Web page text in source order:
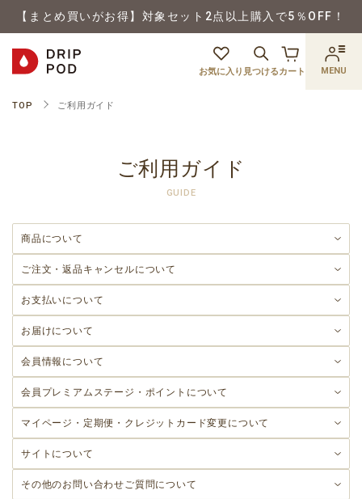
【まとめ買いがお得】対象セット2点以上購入で5％OFF！
お気に入り 見つけるカート MENU
TOP ご利用ガイド
ご利用ガイド
GUIDE
商品について
ご注文・返品キャンセルについて
お支払いについて
お届けについて
会員情報について
会員プレミアムステージ・ ポイントについて
マイページ・定期便・クレジットカード変更について
サイトについて
その他のお問い合わせご質問について